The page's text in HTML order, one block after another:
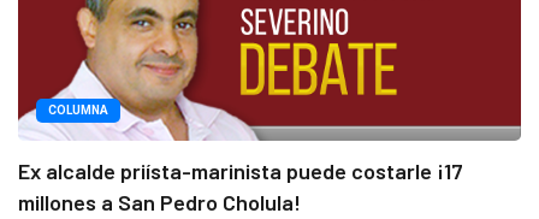
COLUMNA
Ex alcalde priísta-marinista puede costarle ¡17
millones a San Pedro Cholula!